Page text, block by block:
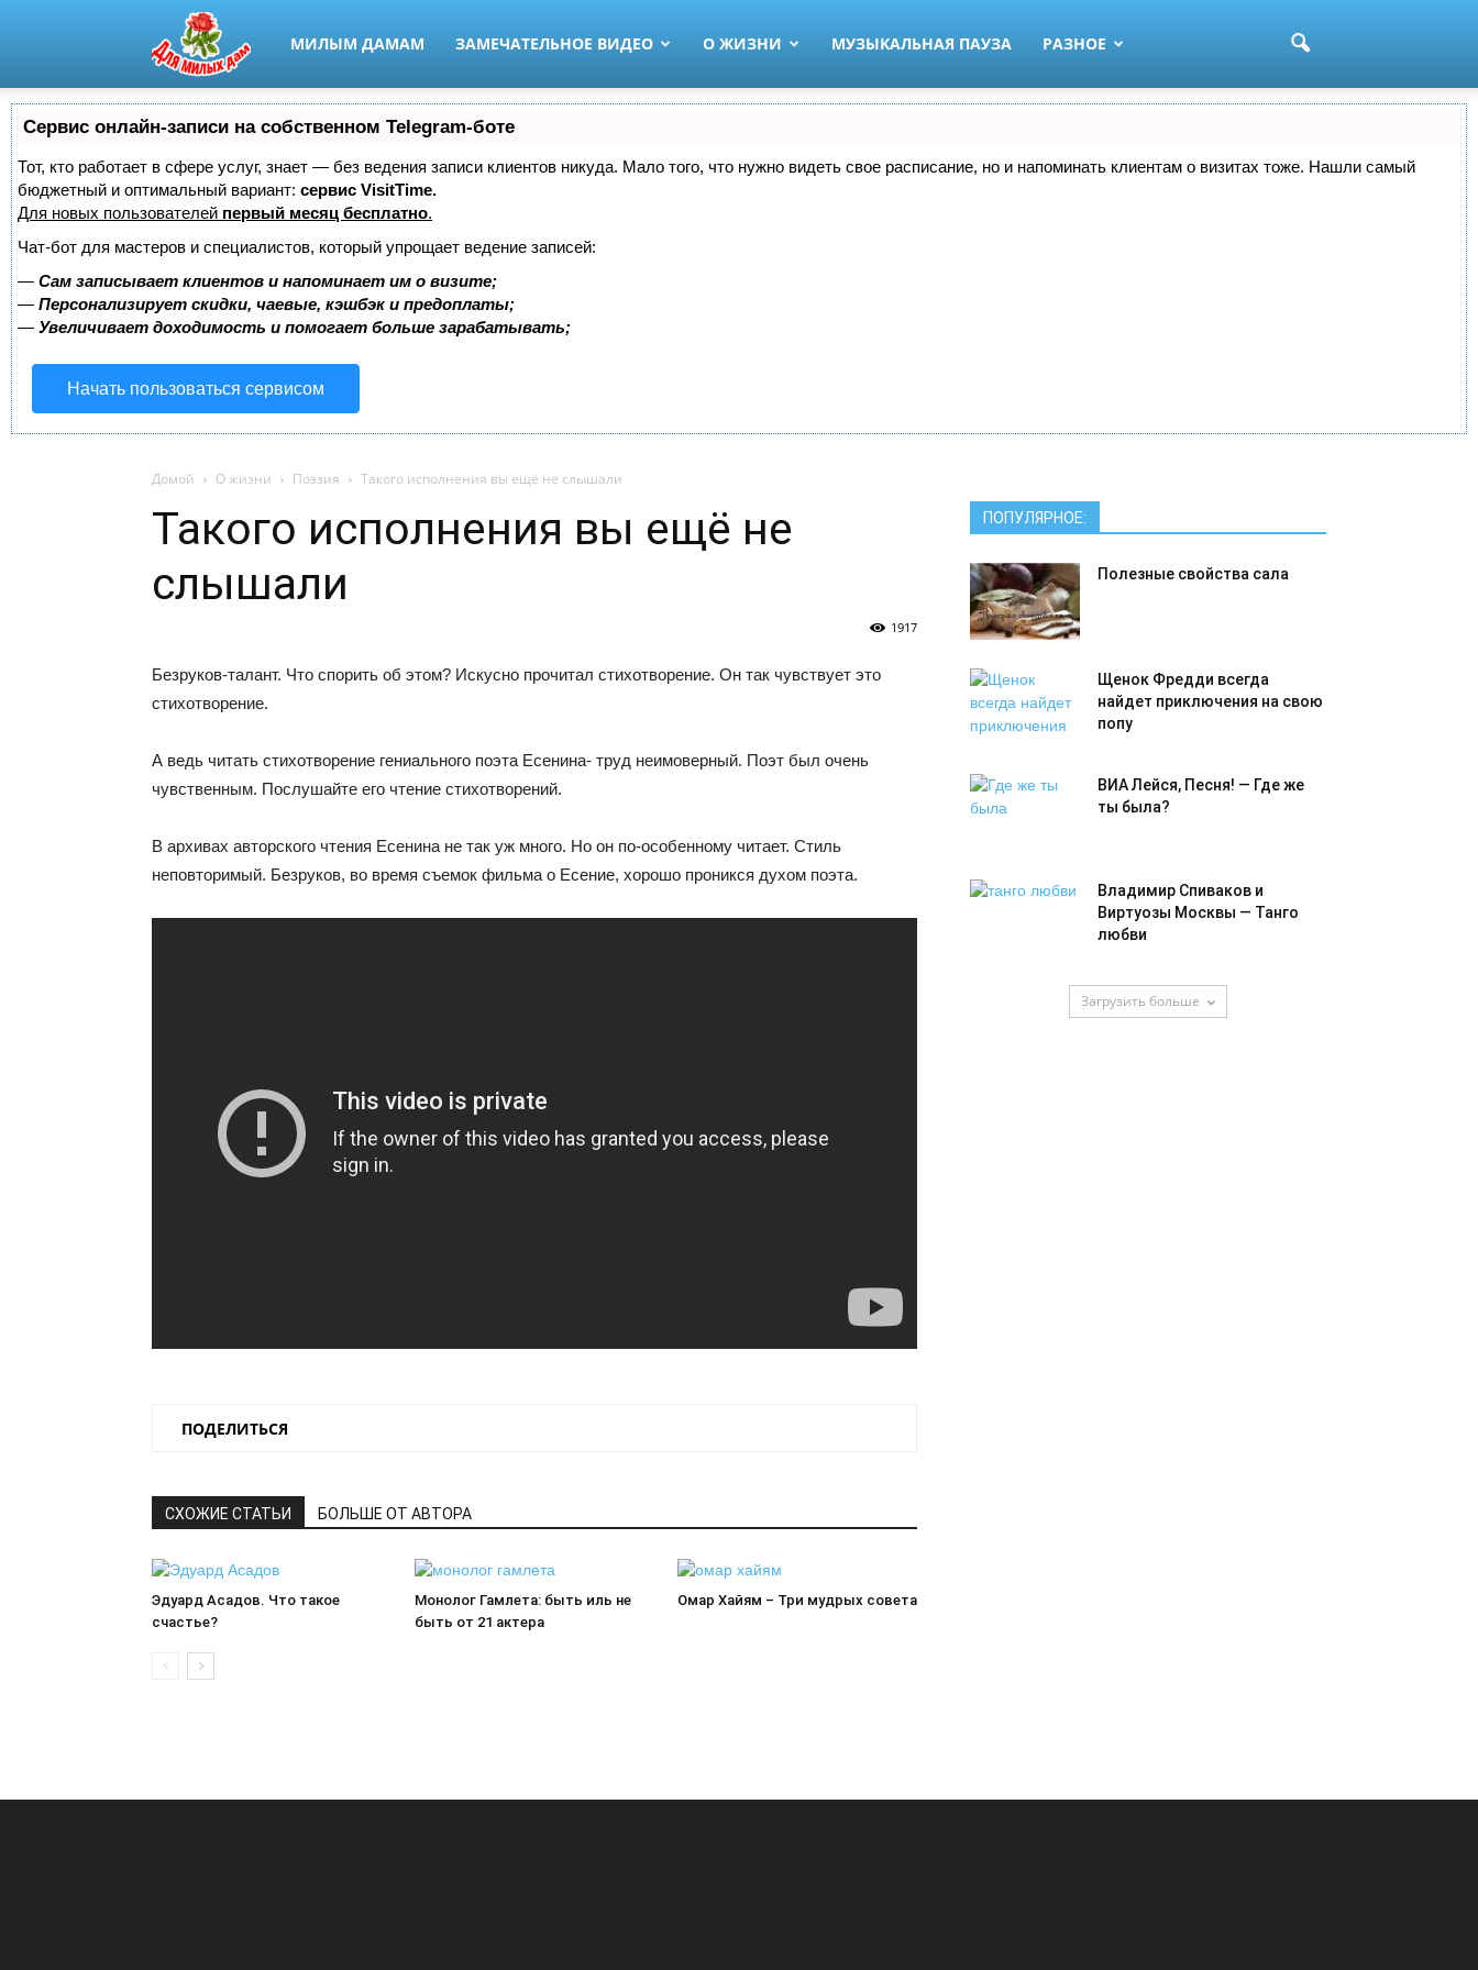
МИЛЫМ ДАМАМ ЗАМЕЧАТЕЛЬНОЕ ВИДЕО О ЖИЗНИ МУЗЫКАЛЬНАЯ ПАУЗА РАЗНОЕ
Сервис онлайн-записи на собственном Telegram-боте
Тот, кто работает в сфере услуг, знает — без ведения записи клиентов никуда. Мало того, что нужно видеть свое расписание, но и напоминать клиентам о визитах тоже. Нашли самый
бюджетный и оптимальный вариант: сервис VisitTime.
Для новых пользователей первый месяц бесплатно.
Чат-бот для мастеров и специалистов, который упрощает ведение записей:
— Сам записывает клиентов и напоминает им о визите;
— Персонализирует скидки, чаевые, кэшбэк и предоплаты;
— Увеличивает доходимость и помогает больше зарабатывать;
Начать пользоваться сервисом
Домой О жизни Поэзия Такого исполнения вы ещё не слышали
Такого исполнения вы ещё не
слышали
1917
Безруков-талант. Что спорить об этом? Искусно прочитал стихотворение. Он так чувствует это
стихотворение.
А ведь читать стихотворение гениального поэта Есенина- труд неимоверный. Поэт был очень
чувственным. Послушайте его чтение стихотворений.
В архивах авторского чтения Есенина не так уж много. Но он по-особенному читает. Стиль
неповторимый. Безруков, во время съемок фильма о Есение, хорошо проникся духом поэта.
ПОДЕЛИТЬСЯ
СХОЖИЕ СТАТЬИ БОЛЬШЕ ОТ АВТОРА
Эдуард Асадов. Что такое
счастье?
Монолог Гамлета: быть иль не
быть от 21 актера
Омар Хайям – Три мудрых совета
ПОПУЛЯРНОЕ:
Полезные свойства сала
Щенок Фредди всегда
найдет приключения на свою
попу
ВИА Лейся, Песня! — Где же
ты была?
Владимир Спиваков и
Виртуозы Москвы — Танго
любви
Загрузить больше